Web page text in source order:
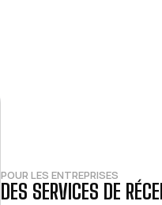
POUR LES ENTREPRISES
DES SERVICES DE